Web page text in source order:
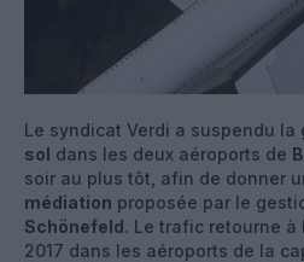
Le syndicat Verdi a suspendu la
sol dans les deux aéroports de
soir au plus tôt, afin de donner
médiation proposée par le
Schönefeld. Le trafic retourne à
2017 dans les aéroports de la